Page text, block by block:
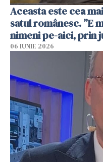
Aceasta este cea
satul românesc. ”E
nimeni pe-aici, prin
06 IUNIE 2026